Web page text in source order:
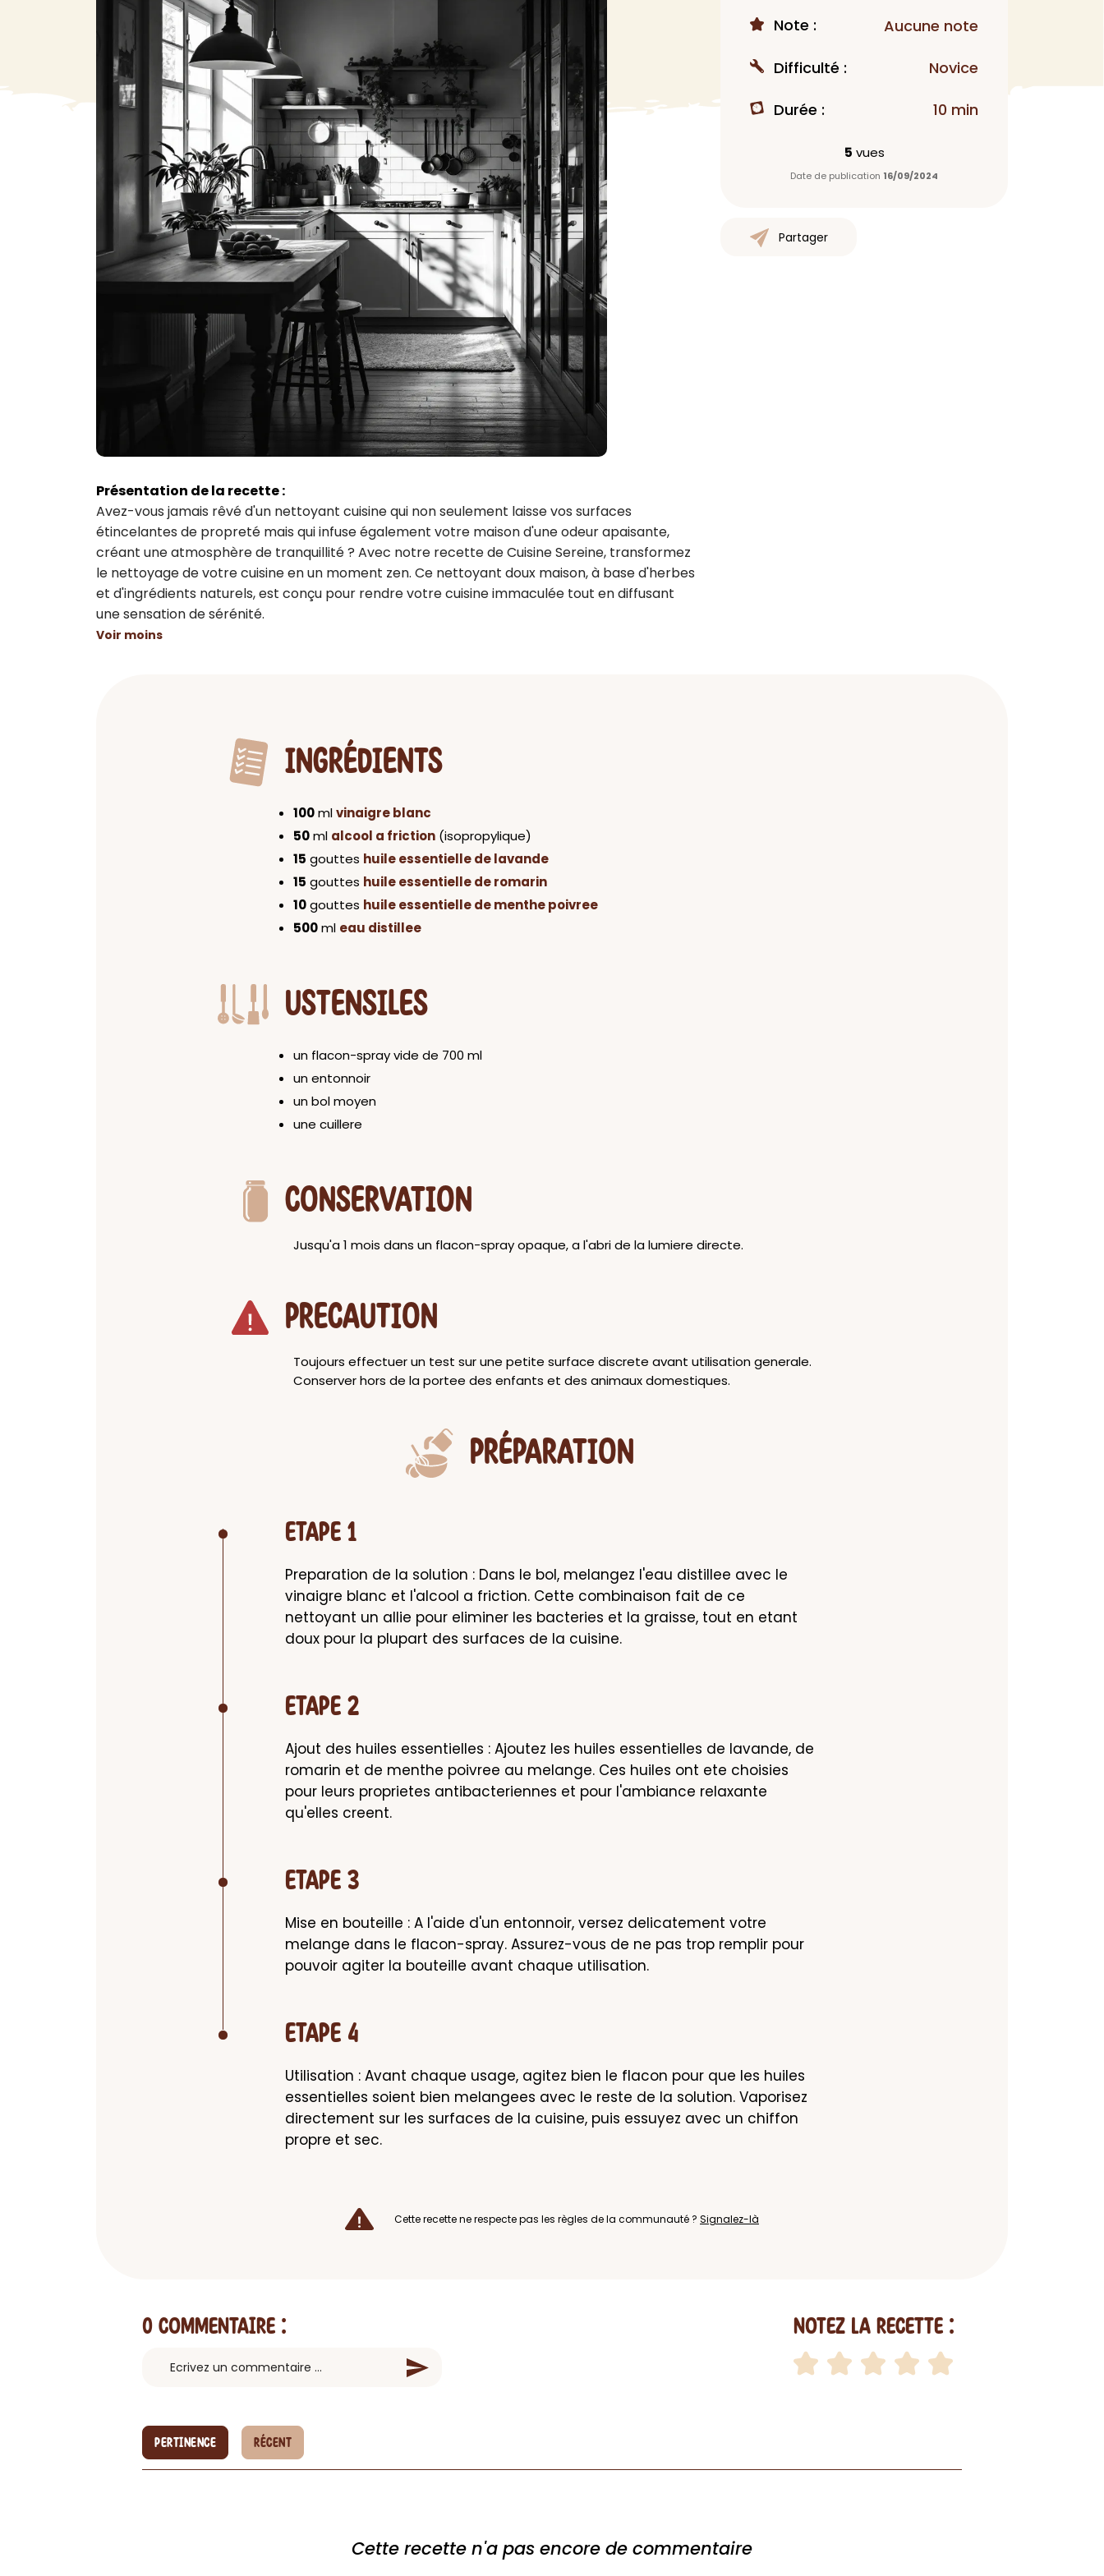
VAISELLE
Liquide Vaiselle
Entretien Lave Vaiselle
Autre
> Voir tout
DIVERS
Spécial Covid
Automobile
Insecticide
Objet
Autre
> Voir tout
BAIN ET DOUCHE
Gel douche
Savon
Huile de bain
Pain moussant
Bombe de bain
Autre
> Voir tout
Spray corporel
MAQUILLAGE
Rouge à lèvres
Démaquillant
Primer
Autre
Présentation de la recette :
Avez-vous jamais rêvé d'un nettoyant cuisine qui non seulement laisse vos surfaces
étincelantes de propreté mais qui infuse également votre maison d'une odeur apaisante,
créant une atmosphère de tranquillité ? Avec notre recette de Cuisine Sereine, transformez
le nettoyage de votre cuisine en un moment zen. Ce nettoyant doux maison, à base d'herbes
et d'ingrédients naturels, est conçu pour rendre votre cuisine immaculée tout en diffusant
une sensation de sérénité.
Voir moins
Note : Aucune note
Difficulté : Novice
Durée : 10 min
5 vues
Date de publication 16/09/2024
Partager
INGRÉDIENTS
100mlvinaigre blanc
50ml alcool a friction (isopropylique)
15 gouttes huile essentielle de lavande
15 gouttes huile essentielle de romarin
10gouttes huile essentielle de menthe poivree
500ml eau distillee
USTENSILES
un flacon-spray vide de 700 ml
un entonnoir
un bol moyen
une cuillere
CONSERVATION
Jusqu'a 1 mois dans un flacon-spray opaque, a l'abri de la lumiere directe.
PRECAUTION
Toujours effectuer un test sur une petite surface discrete avant utilisation generale.
Conserver hors de la portee des enfants et des animaux domestiques.
PRÉPARATION
ETAPE 1
Preparation de la solution : Dans le bol, melangez l'eau distillee avec le
vinaigre blanc et l'alcool a friction. Cette combinaison fait de ce
nettoyant un allie pour eliminer les bacteries et la graisse, tout en etant
doux pour la plupart des surfaces de la cuisine.
ETAPE 2
Ajout des huiles essentielles : Ajoutez les huiles essentielles de lavande, de
romarin et de menthe poivree au melange. Ces huiles ont ete choisies
pour leurs proprietes antibacteriennes et pour l'ambiance relaxante
qu'elles creent.
ETAPE 3
Mise en bouteille : A l'aide d'un entonnoir, versez delicatement votre
melange dans le flacon-spray. Assurez-vous de ne pas trop remplir pour
pouvoir agiter la bouteille avant chaque utilisation.
ETAPE 4
Utilisation : Avant chaque usage, agitez bien le flacon pour que les huiles
essentielles soient bien melangees avec le reste de la solution. Vaporisez
directement sur les surfaces de la cuisine, puis essuyez avec un chiffon
propre et sec.
Cette recette ne respecte pas les règles de la communauté ? Signalez-là
0 Commentaire : Notez la recette :
PERTINENCE RÉCENT
Cette recette n'a pas encore de commentaire